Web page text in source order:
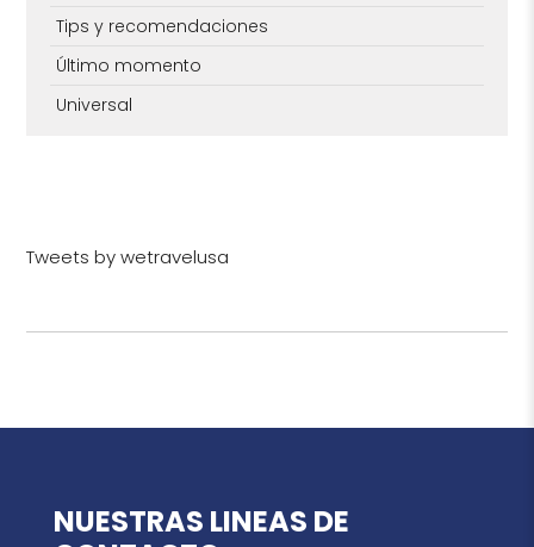
Tips y recomendaciones
Último momento
Universal
Tweets by wetravelusa
NUESTRAS LINEAS DE